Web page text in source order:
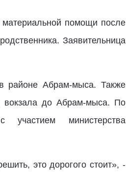
материальной помощи после
Заявительница
районе Абрам-мыса. Также
вокзала до Абрам-мыса. По
министерства
это дорогого стоит», -